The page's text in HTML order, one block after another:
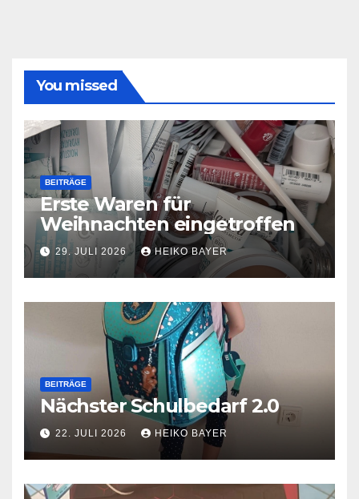
You missed
BEITRÄGE
Erste Waren für
Weihnachten eingetroffen
29. JULI 2026 HEIKO BAYER
BEITRÄGE
Nächster Schulbedarf 2.0
22. JULI 2026 HEIKO BAYER